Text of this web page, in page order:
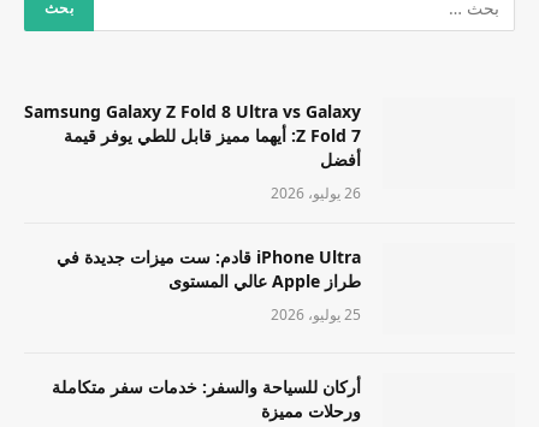
Samsung Galaxy Z Fold 8 Ultra vs Galaxy
Z Fold 7: أيهما مميز قابل للطي يوفر قيمة
أفضل
26 يوليو، 2026
iPhone Ultra قادم: ست ميزات جديدة في
طراز Apple عالي المستوى
25 يوليو، 2026
أركان للسياحة والسفر: خدمات سفر متكاملة
ورحلات مميزة